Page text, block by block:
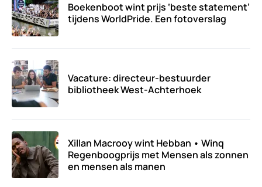
Boekenboot wint prijs ‘beste statement’
tijdens WorldPride. Een fotoverslag
Vacature: directeur-bestuurder
bibliotheek West-Achterhoek
Xillan Macrooy wint Hebban • Winq
Regenboogprijs met Mensen als zonnen
en mensen als manen